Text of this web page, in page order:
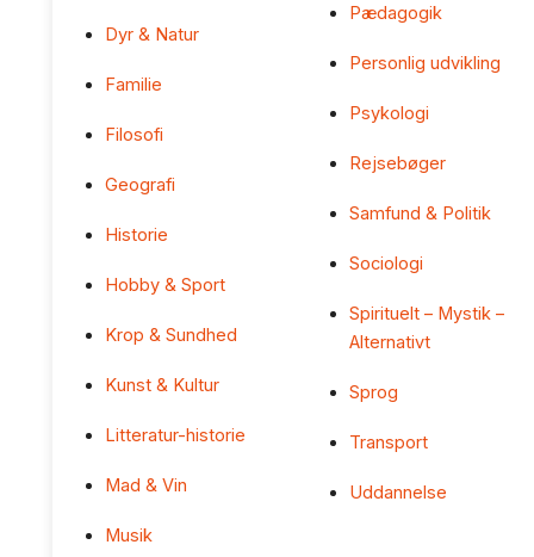
Dyr & Natur
Familie
Filosofi
Geografi
Historie
Hobby & Sport
Krop & Sundhed
Kunst & Kultur
Litteratur-historie
Mad & Vin
Musik
Pædagogik
Personlig udvikling
Psykologi
Rejsebøger
Samfund & Politik
Sociologi
Spirituelt – Mystik –
Alternativt
Sprog
Transport
Uddannelse